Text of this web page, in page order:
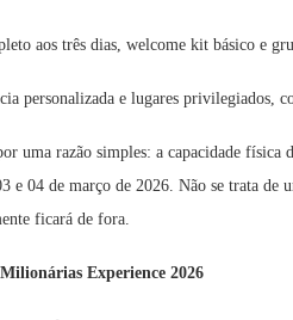
aos três dias, welcome kit básico e
personalizada e lugares privilegiados,
uma razão simples: a capacidade
e 04 de março de 2026. Não se trata
ficará de fora.
Experience 2026